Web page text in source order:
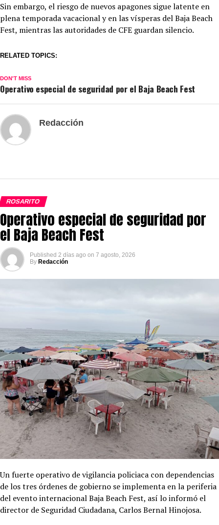
Sin embargo, el riesgo de nuevos apagones sigue latente en
plena temporada vacacional y en las vísperas del Baja Beach
Fest, mientras las autoridades de CFE guardan silencio.
RELATED TOPICS:
DON'T MISS
Operativo especial de seguridad por el Baja Beach Fest
Redacción
ROSARITO
Operativo especial de seguridad por
el Baja Beach Fest
Published 2 días ago on 7 agosto, 2026
By Redacción
Un fuerte operativo de vigilancia policiaca con dependencias
de los tres órdenes de gobierno se implementa en la periferia
del evento internacional Baja Beach Fest, así lo informó el
director de Seguridad Ciudadana, Carlos Bernal Hinojosa.